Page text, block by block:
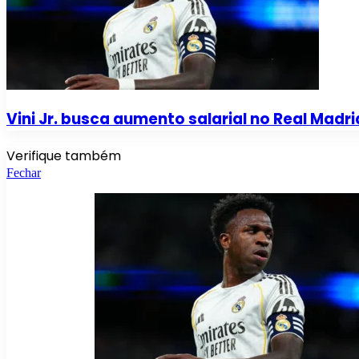
Vini Jr. busca aumento salarial no Real
Verifique também
Fechar